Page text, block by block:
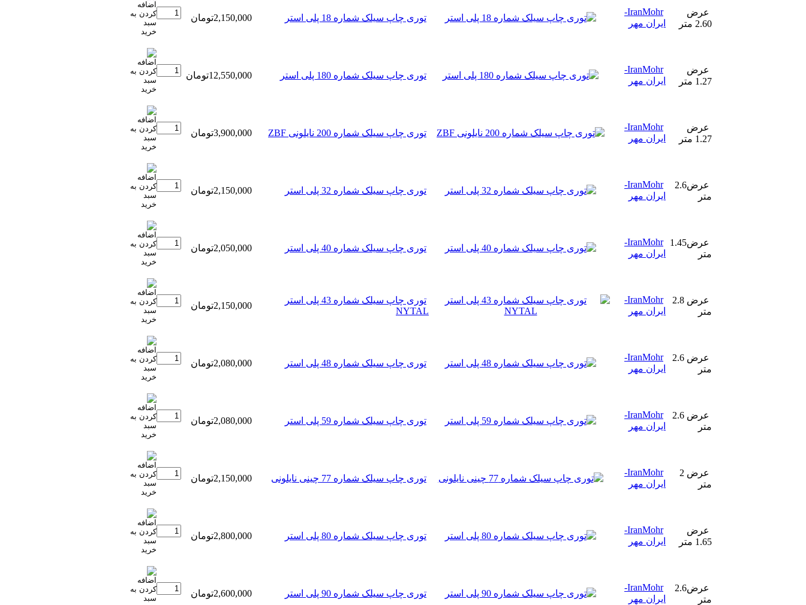
عرض
2.60 متر
IranMohr-
ایران مهر
توری چاپ سیلک شماره 18 پلی استر
عرض
1.27 متر
IranMohr-
ایران مهر
توری چاپ سیلک شماره 180 پلی استر
عرض
1.27 متر
IranMohr-
ایران مهر
توری چاپ سیلک شماره 200 نایلونی ZBF
عرض2.6
متر
IranMohr-
ایران مهر
توری چاپ سیلک شماره 32 پلی استر
عرض1.45
متر
IranMohr-
ایران مهر
توری چاپ سیلک شماره 40 پلی استر
عرض 2.8
متر
IranMohr-
ایران مهر
توری چاپ سیلک شماره 43 پلی استر
NYTAL
عرض 2.6
متر
IranMohr-
ایران مهر
توری چاپ سیلک شماره 48 پلی استر
عرض 2.6
متر
IranMohr-
ایران مهر
توری چاپ سیلک شماره 59 پلی استر
عرض 2
متر
IranMohr-
ایران مهر
توری چاپ سیلک شماره 77 چینی نایلونی
عرض
1.65 متر
IranMohr-
ایران مهر
توری چاپ سیلک شماره 80 پلی استر
عرض2.6
متر
IranMohr-
ایران مهر
توری چاپ سیلک شماره 90 پلی استر